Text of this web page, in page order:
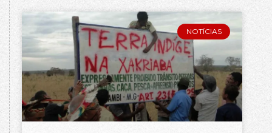
NOTÍCIAS